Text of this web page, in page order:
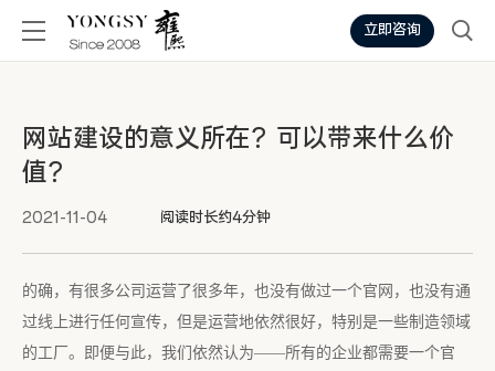
立即咨询
网站建设的意义所在？可以带来什么价
值？
2021-11-04 阅读时长约4分钟
的确，有很多公司运营了很多年，也没有做过一个官网，也没有通
过线上进行任何宣传，但是运营地依然很好，特别是一些制造领域
的工厂。即便与此，我们依然认为——所有的企业都需要一个官